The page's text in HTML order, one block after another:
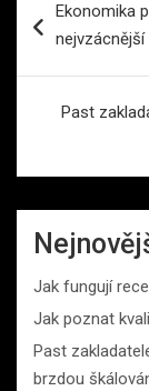
proEkonomika
Past
Jak fungují
Jak poznat
Past
brzdou